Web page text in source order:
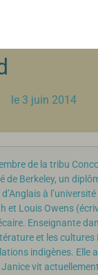
le 3 juin 2014
de la tribu
de Berkeley, un
à
et Louis Owens
Enseignante
et les
indigènes. Elle
vit